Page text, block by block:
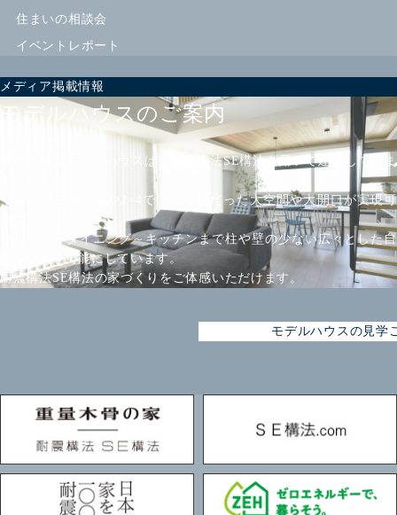
住まいの相談会
イベントレポート
メディア掲載情報
モデルハウスのご案内
楠亀工務店モデルハウスは、耐震構法SE構法を用いて建築していま
今までの在来木造や2×4では不可能だった大空間や大開口が実現可
リビング～ダイニング～キッチンまで柱や壁の少ない広々とした自
由な空間を可能にしています。
耐震構法SE構法の家づくりをご体感いただけます。
モデルハウスの見学